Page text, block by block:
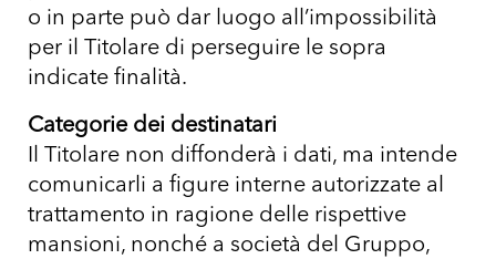
o in parte può dar luogo all’impossibilità
per il Titolare di perseguire le sopra
indicate finalità.
Categorie dei destinatari
Il Titolare non diffonderà i dati, ma intende
comunicarli a figure interne autorizzate al
trattamento in ragione delle rispettive
mansioni, nonché a società del Gruppo,